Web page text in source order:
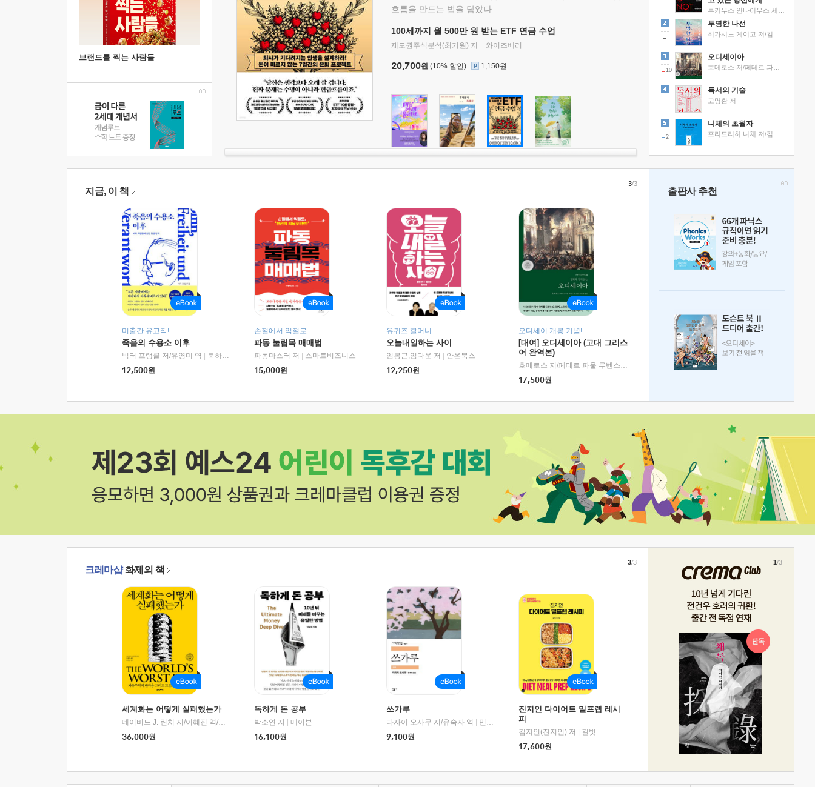
브랜드를 찍는 사람들
흐름을 만드는 법을 담았다.
100세까지 월 500만 원 받는 ETF 연금 수업
제도권주식분석(최기원) 저 와이즈베리
20,700원 (10% 할인) 1,150원
투명한 나선
10
오디세이아
독서의 기술
고명환 저
2
니체의 초월자
지금, 이 책
미출간 유고작!
죽음의 수용소 이후
빅터 프랭클 저/유영미 역
북하우스
12,500원
손절에서 익절로
파동 눌림목 매매법
파동마스터 저
스마트비즈니스
15,000원
유퀴즈 할머니
오늘내일하는 사이
임봉근,임다운 저
안온북스
12,250원
오디세이 개봉 기념!
[대여] 오디세이아 (고대 그리스
어 완역본)
호메로스 저/페테르 파울 루벤스 그림/박문재 역
현대지성
17,500원
3/3
출판사 추천
크레마샵화제의 책
세계화는 어떻게 실패했는가
데이비드 J. 린치 저/이혜진 역/최준영 감수 | 21세기북스
36,000원
독하게 돈 공부
박소연 저
메이븐
16,100원
쓰가루
다자이 오사무 저/유숙자 역
민음사
9,100원
진지인 다이어트 밀프렙 레시
피
김지인(진지인) 저
길벗
17,600원
3/3 1/3